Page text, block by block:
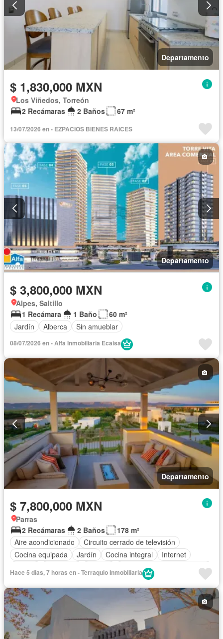
Departamento
$ 1,830,000 MXN
Los Viñedos, Torreón
2 Recámaras
2 Baños 67 m²
13/07/2026 en - EZPACIOS BIENES RAICES
Departamento
$ 3,800,000 MXN
Alpes, Saltillo
1 Recámara
1 Baño
60 m²
Jardín
Alberca Sin amueblar
08/07/2026 en - Alfa Inmobiliaria Ecaisa
Departamento
$ 7,800,000 MXN
Parras
2 Recámaras
2 Baños
178 m²
Aire acondicionado
Circuito cerrado de televisión
Cocina equipada
Jardín Cocina integral
Internet
Completamente amueblado
Hace 5 días, 7 horas en - Terraquio Inmobiliaria